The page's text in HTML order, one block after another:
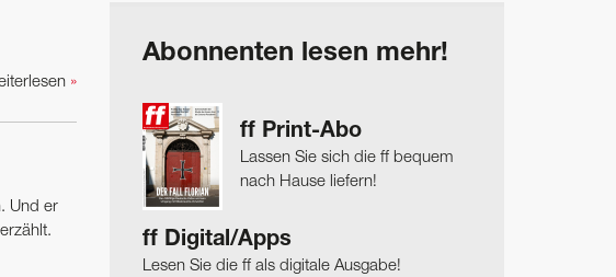
»
Und er
Abonnenten lesen mehr!
ff Print-Abo
Lassen Sie sich die ff bequem
nach Hause liefern!
ff Digital/Apps
Lesen Sie die ff als digitale Ausgabe!